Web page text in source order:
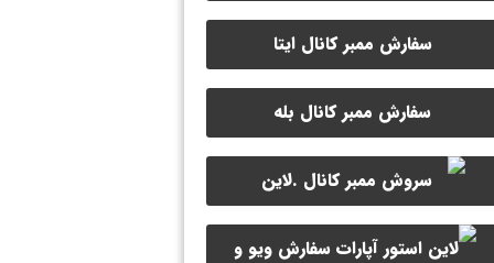
سفارش ممبر کانال ایتا
سفارش ممبر کانال بله
سفارش ویو و